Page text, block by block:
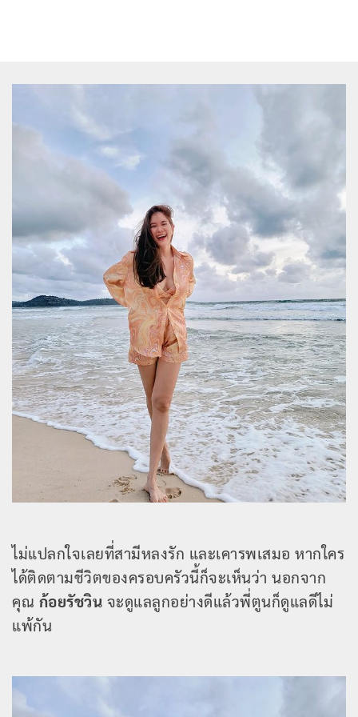
ไม่แปลกใจเลยที่สามีหลงรัก และเคารพเสมอ หากใคร
ได้ติดตามชีวิตของครอบครัวนี้ก็จะเห็นว่า นอกจาก
คุณ ก้อยรัชวิน จะดูแลลูกอย่างดีแล้วพี่ตูนก็ดูแลดีไม่
แพ้กัน